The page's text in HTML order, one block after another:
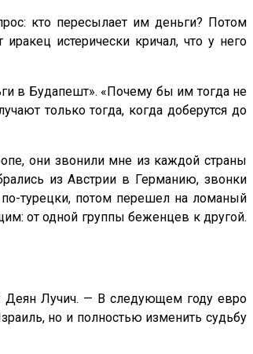
кто пересылает им деньги? Потом
истерически кричал, что у него
в Будапешт». «Почему бы им тогда не
только тогда, когда доберутся до
они звонили мне из каждой страны
из Австрии в Германию, звонки
турецки, потом перешел на ломаный
от одной группы беженцев к другой.
Деян Лучич. — В следующем году евро
но и полностью изменить судьбу